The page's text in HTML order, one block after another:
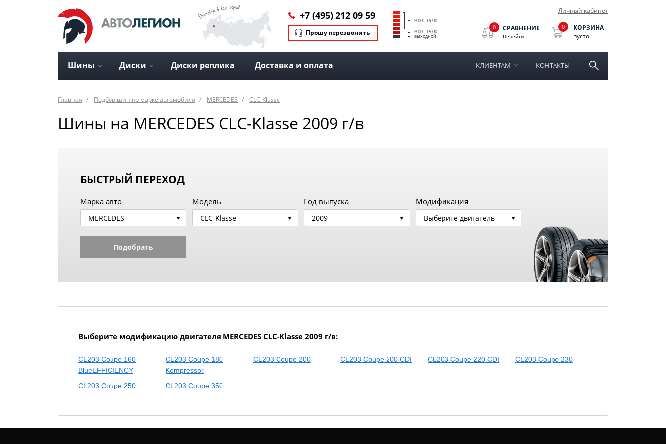
Личный кабинет
+7 (495) 212 09 59
Прошу перезвонить
9:00 - 19:00
9:00 - 15:00
выходной
0 СРАВНЕНИЕ
Перейти
0
КОРЗИНА
пусто
Шины Диски Диски реплика Доставка и оплата КЛИЕНТАМ КОНТАКТЫ
Главная Подбор шин по марке автомобиля MERCEDES CLC-Klasse
Шины на MERCEDES CLC-Klasse 2009 г/в
БЫСТРЫЙ ПЕРЕХОД
Марка авто
MERCEDES
Модель
CLC-Klasse
Год выпуска
2009
Модификация
Выберите двигатель
Подобрать
Выберите модификацию двигателя MERCEDES CLC-Klasse 2009 г/в:
CL203 Coupe 160
BlueEFFICIENCY
CL203 Coupe 180
Kompressor
CL203 Coupe 200 CL203 Coupe 200 CDI CL203 Coupe 220 CDI CL203 Coupe 230
CL203 Coupe 250 CL203 Coupe 350